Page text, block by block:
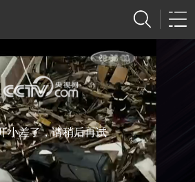
小差了，请稍后再试